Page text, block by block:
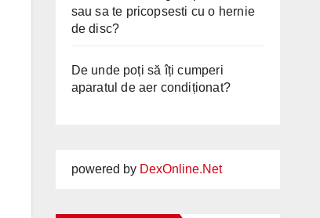
sau sa te pricopsesti cu o hernie
de disc?
De unde poți să îți cumperi
aparatul de aer condiționat?
powered by DexOnline.Net